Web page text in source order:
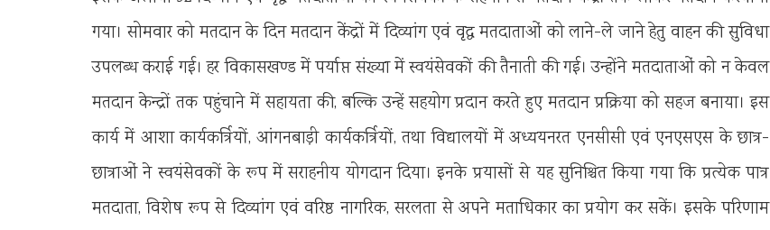
गया। सोमवार को मतदान के दिन मतदान केंद्रों में दिव्यांग एवं वृद्ध मतदाताओं को लाने-ले जाने हेतु वाहन की सुविधा
उपलब्ध कराई गई। हर विकासखण्ड में पर्याप्त संख्या में स्वयंसेवकों की तैनाती की गई। उन्होंने मतदाताओं को न केवल
मतदान केन्द्रों तक पहुंचाने में सहायता की, बल्कि उन्हें सहयोग प्रदान करते हुए मतदान प्रक्रिया को सहज बनाया। इस
कार्य में आशा कार्यकर्त्रियों, आंगनबाड़ी कार्यकर्त्रियों, तथा विद्यालयों में अध्ययनरत एनसीसी एवं एनएसएस के छात्र-
छात्राओं ने स्वयंसेवकों के रूप में सराहनीय योगदान दिया। इनके प्रयासों से यह सुनिश्चित किया गया कि प्रत्येक पात्र
मतदाता, विशेष रूप से दिव्यांग एवं वरिष्ठ नागरिक, सरलता से अपने मताधिकार का प्रयोग कर सकें। इसके परिणाम